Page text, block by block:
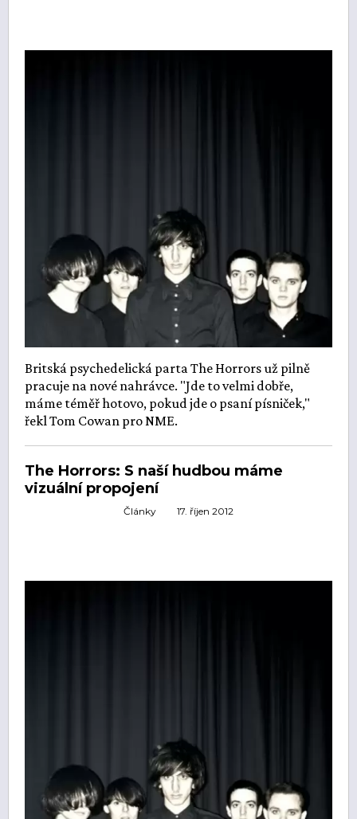
Britská psychedelická parta The Horrors už pilně
pracuje na nové nahrávce. "Jde to velmi dobře,
máme téměř hotovo, pokud jde o psaní písniček,"
řekl Tom Cowan pro NME.
The Horrors: S naší hudbou máme
vizuální propojení
Články 17. říjen 2012